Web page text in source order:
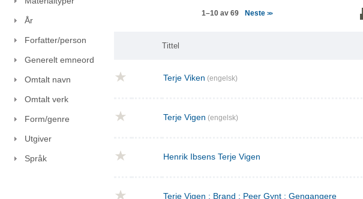
År
Forfatter/person
Generelt emneord
Omtalt navn
Omtalt verk
Form/genre
Utgiver
Språk
1–10 av 69 Neste>>
Tittel
Terje Viken (engelsk)
Terje Vigen (engelsk)
Henrik Ibsens Terje Vigen
Terje Vigen ; Brand ; Peer Gynt ; Gengangere